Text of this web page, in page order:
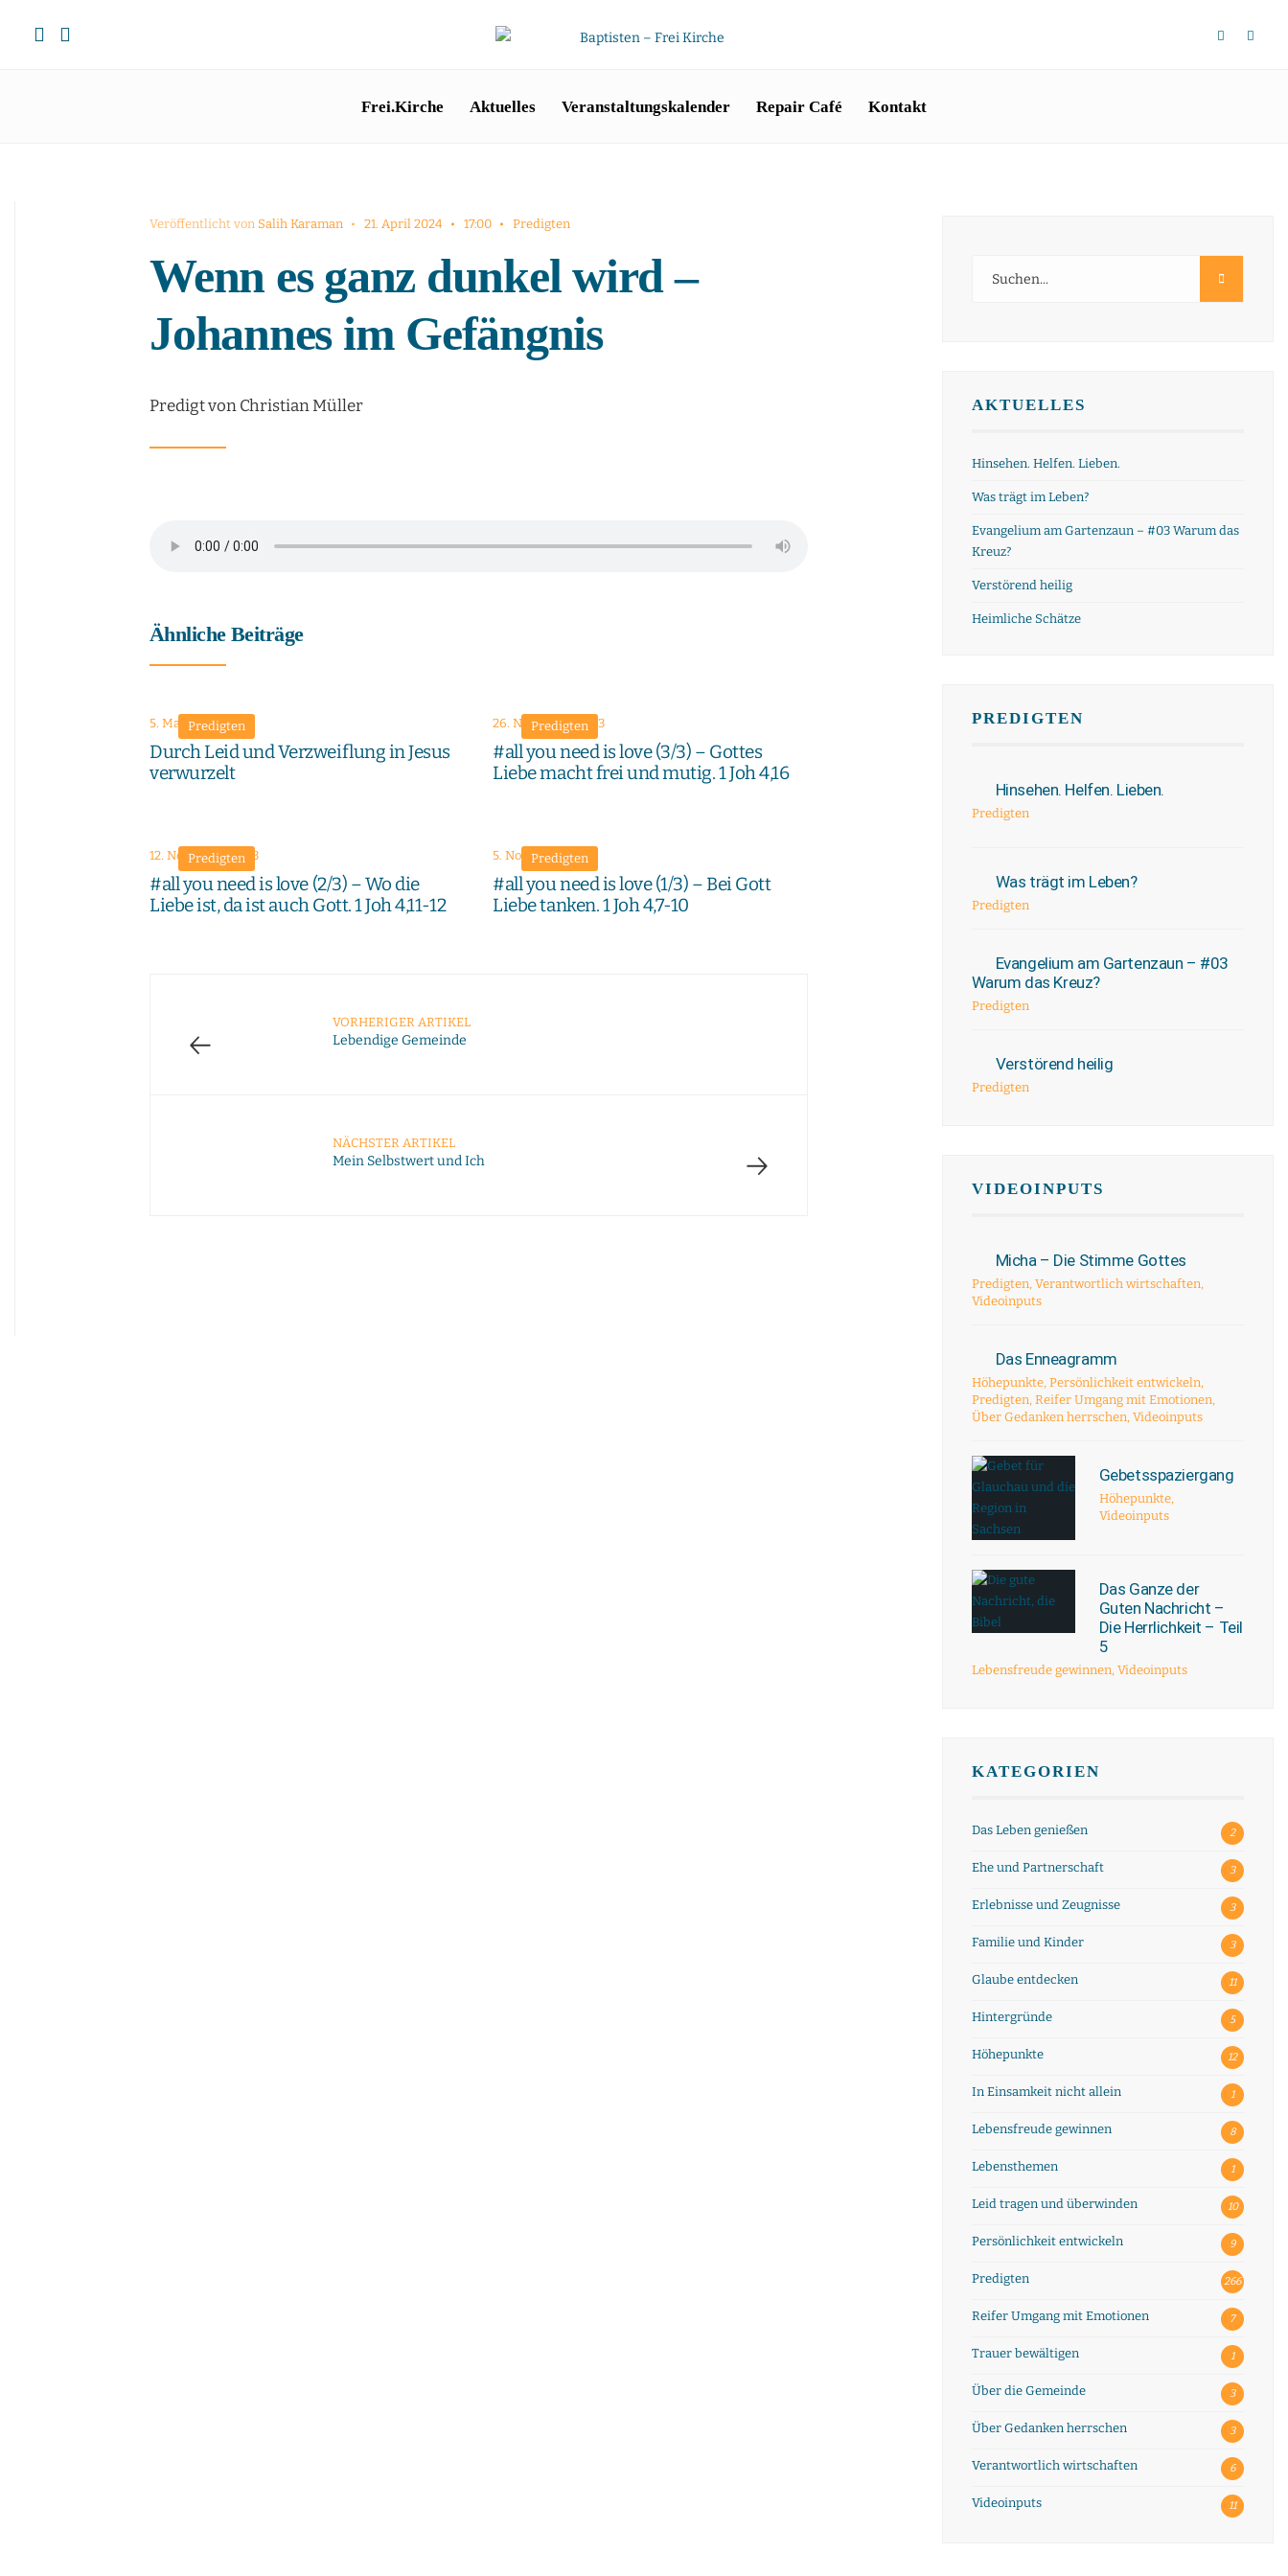
Frei.Kirche Aktuelles Veranstaltungskalender Repair Café Kontakt
Veröffentlicht von Salih Karaman • 21. April 2024 • 17:00 • Predigten
Wenn es ganz dunkel wird –
Johannes im Gefängnis
Predigt von Christian Müller
Ähnliche Beiträge
Predigten
5. Mai 2024
Durch Leid und Verzweiflung in Jesus
verwurzelt
Predigten
26. November 2023
#all you need is love (3/3) – Gottes
Liebe macht frei und mutig. 1 Joh 4,16
Predigten
12. November 2023
#all you need is love (2/3) – Wo die
Liebe ist, da ist auch Gott. 1 Joh 4,11-12
Predigten
5. November 2023
#all you need is love (1/3) – Bei Gott
Liebe tanken. 1 Joh 4,7-10
←
VORHERIGER ARTIKEL
Lebendige Gemeinde
→
NÄCHSTER ARTIKEL
Mein Selbstwert und Ich
AKTUELLES
Hinsehen. Helfen. Lieben.
Was trägt im Leben?
Evangelium am Gartenzaun – #03 Warum das
Kreuz?
Verstörend heilig
Heimliche Schätze
PREDIGTEN
Hinsehen. Helfen. Lieben.
Predigten
Was trägt im Leben?
Predigten
Evangelium am Gartenzaun – #03
Warum das Kreuz?
Predigten
Verstörend heilig
Predigten
VIDEOINPUTS
Micha – Die Stimme Gottes
Predigten, Verantwortlich wirtschaften,
Videoinputs
Das Enneagramm
Höhepunkte, Persönlichkeit entwickeln,
Predigten, Reifer Umgang mit Emotionen,
Über Gedanken herrschen, Videoinputs
Gebetsspaziergang
Höhepunkte,
Videoinputs
Das Ganze der
Guten Nachricht –
Die Herrlichkeit – Teil
5
Lebensfreude gewinnen, Videoinputs
KATEGORIEN
Das Leben genießen 2
Ehe und Partnerschaft 3
Erlebnisse und Zeugnisse 3
Familie und Kinder 3
Glaube entdecken 11
Hintergründe 5
Höhepunkte 12
In Einsamkeit nicht allein 1
Lebensfreude gewinnen 8
Lebensthemen 1
Leid tragen und überwinden 10
Persönlichkeit entwickeln 9
Predigten 266
Reifer Umgang mit Emotionen 7
Trauer bewältigen 1
Über die Gemeinde 3
Über Gedanken herrschen 3
Verantwortlich wirtschaften 6
Videoinputs 11